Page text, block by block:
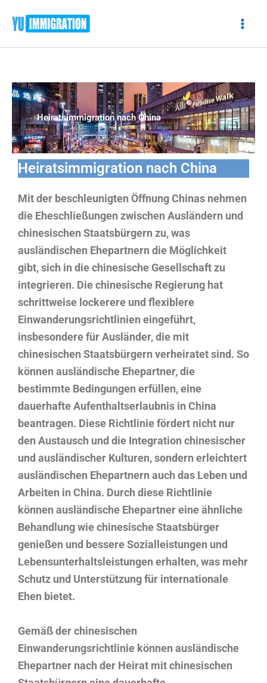
Inhalt
springen
Heiratsimmigration nach China
Heiratsimmigration nach China
Mit der beschleunigten Öffnung Chinas nehmen
die Eheschließungen zwischen Ausländern und
chinesischen Staatsbürgern zu, was
ausländischen Ehepartnern die Möglichkeit
gibt, sich in die chinesische Gesellschaft zu
integrieren. Die chinesische Regierung hat
schrittweise lockerere und flexiblere
Einwanderungsrichtlinien eingeführt,
insbesondere für Ausländer, die mit
chinesischen Staatsbürgern verheiratet sind. So
können ausländische Ehepartner, die
bestimmte Bedingungen erfüllen, eine
dauerhafte Aufenthaltserlaubnis in China
beantragen. Diese Richtlinie fördert nicht nur
den Austausch und die Integration chinesischer
und ausländischer Kulturen, sondern erleichtert
ausländischen Ehepartnern auch das Leben und
Arbeiten in China. Durch diese Richtlinie
können ausländische Ehepartner eine ähnliche
Behandlung wie chinesische Staatsbürger
genießen und bessere Sozialleistungen und
Lebensunterhaltsleistungen erhalten, was mehr
Schutz und Unterstützung für internationale
Ehen bietet.
Gemäß der chinesischen
Einwanderungsrichtlinie können ausländische
Ehepartner nach der Heirat mit chinesischen